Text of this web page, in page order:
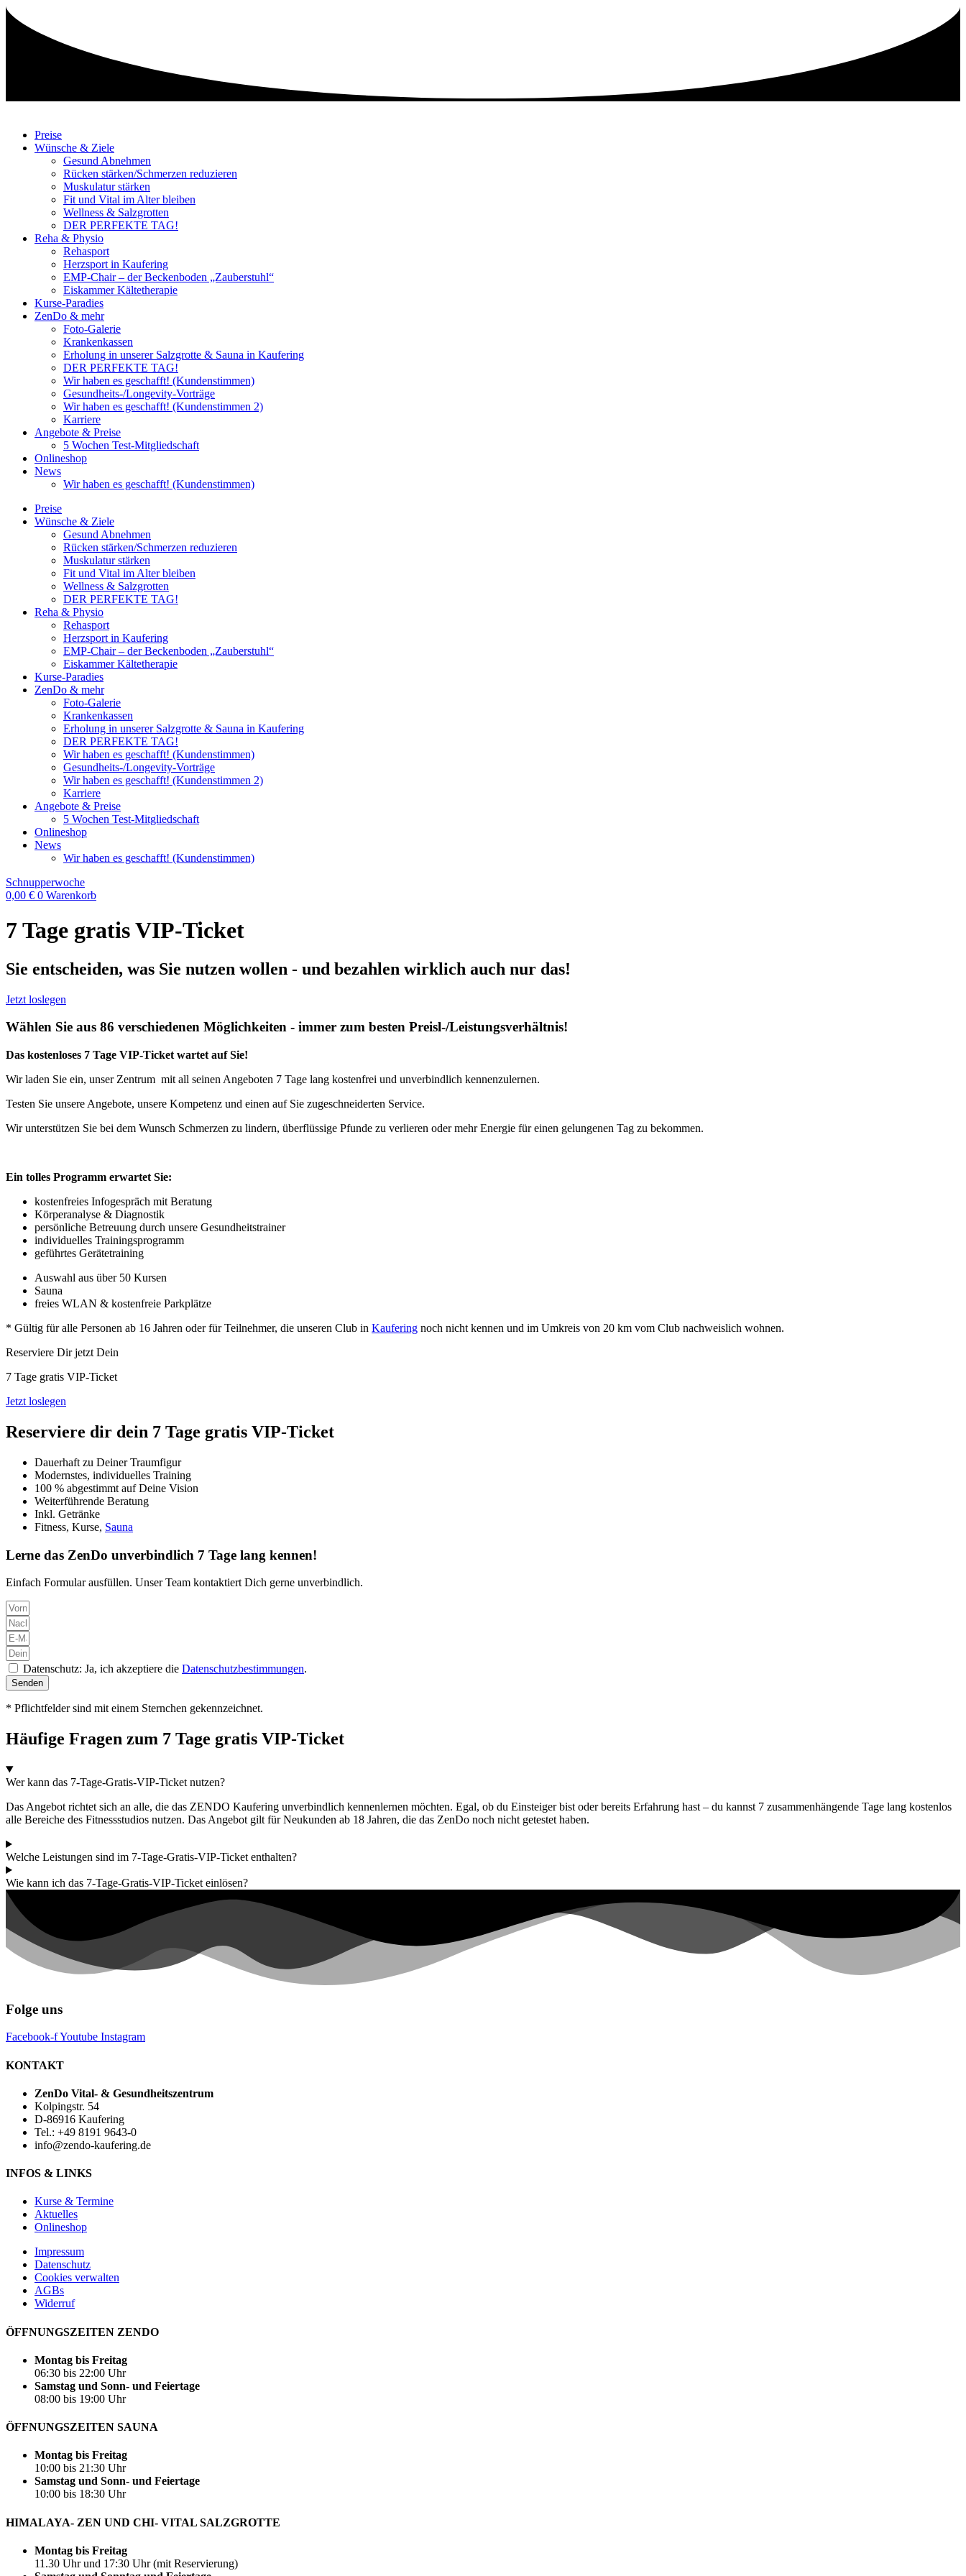
Zum
Inhalt
springen
Preise
Wünsche & Ziele
Gesund Abnehmen
Rücken stärken/Schmerzen reduzieren
Muskulatur stärken
Fit und Vital im Alter bleiben
Wellness & Salzgrotten
DER PERFEKTE TAG!
Reha & Physio
Rehasport
Herzsport in Kaufering
EMP-Chair – der Beckenboden „Zauberstuhl“
Eiskammer Kältetherapie
Kurse-Paradies
ZenDo & mehr
Foto-Galerie
Krankenkassen
Erholung in unserer Salzgrotte & Sauna in Kaufering
DER PERFEKTE TAG!
Wir haben es geschafft! (Kundenstimmen)
Gesundheits-/Longevity-Vorträge
Wir haben es geschafft! (Kundenstimmen 2)
Karriere
Angebote & Preise
5 Wochen Test-Mitgliedschaft
Onlineshop
News
Wir haben es geschafft! (Kundenstimmen)
Preise
Wünsche & Ziele
Gesund Abnehmen
Rücken stärken/Schmerzen reduzieren
Muskulatur stärken
Fit und Vital im Alter bleiben
Wellness & Salzgrotten
DER PERFEKTE TAG!
Reha & Physio
Rehasport
Herzsport in Kaufering
EMP-Chair – der Beckenboden „Zauberstuhl“
Eiskammer Kältetherapie
Kurse-Paradies
ZenDo & mehr
Foto-Galerie
Krankenkassen
Erholung in unserer Salzgrotte & Sauna in Kaufering
DER PERFEKTE TAG!
Wir haben es geschafft! (Kundenstimmen)
Gesundheits-/Longevity-Vorträge
Wir haben es geschafft! (Kundenstimmen 2)
Karriere
Angebote & Preise
5 Wochen Test-Mitgliedschaft
Onlineshop
News
Wir haben es geschafft! (Kundenstimmen)
Schnupperwoche
0,00 € 0 Warenkorb
7 Tage gratis VIP-Ticket
Sie entscheiden, was Sie nutzen wollen - und bezahlen wirklich auch nur das!
Jetzt loslegen
Wählen Sie aus 86 verschiedenen Möglichkeiten - immer zum besten Preisl-/Leistungsverhältnis!
Das kostenloses 7 Tage VIP-Ticket wartet auf Sie!
Wir laden Sie ein, unser Zentrum mit all seinen Angeboten 7 Tage lang kostenfrei und unverbindlich kennenzulernen.
Testen Sie unsere Angebote, unsere Kompetenz und einen auf Sie zugeschneiderten Service.
Wir unterstützen Sie bei dem Wunsch Schmerzen zu lindern, überflüssige Pfunde zu verlieren oder mehr Energie für einen gelungenen Tag zu bekommen.
Ein tolles Programm erwartet Sie:
kostenfreies Infogespräch mit Beratung
Körperanalyse & Diagnostik
persönliche Betreuung durch unsere Gesundheitstrainer
individuelles Trainingsprogramm
geführtes Gerätetraining
Auswahl aus über 50 Kursen
Sauna
freies WLAN & kostenfreie Parkplätze
* Gültig für alle Personen ab 16 Jahren oder für Teilnehmer, die unseren Club in Kaufering noch nicht kennen und im Umkreis von 20 km vom Club nachweislich wohnen.
Reserviere Dir jetzt Dein
7 Tage gratis VIP-Ticket
Jetzt loslegen
Reserviere dir dein 7 Tage gratis VIP-Ticket
Dauerhaft zu Deiner Traumfigur
Modernstes, individuelles Training
100 % abgestimmt auf Deine Vision
Weiterführende Beratung
Inkl. Getränke
Fitness, Kurse, Sauna
Lerne das ZenDo unverbindlich 7 Tage lang kennen!
Einfach Formular ausfüllen. Unser Team kontaktiert Dich gerne unverbindlich.
Datenschutz: Ja, ich akzeptiere die Datenschutzbestimmungen.
Senden
* Pflichtfelder sind mit einem Sternchen gekennzeichnet.
Häufige Fragen zum 7 Tage gratis VIP-Ticket
Wer kann das 7-Tage-Gratis-VIP-Ticket nutzen?
Das Angebot richtet sich an alle, die das ZENDO Kaufering unverbindlich kennenlernen möchten. Egal, ob du Einsteiger bist oder bereits Erfahrung hast – du kannst 7 zusammenhängende Tage lang kostenlos
alle Bereiche des Fitnessstudios nutzen. Das Angebot gilt für Neukunden ab 18 Jahren, die das ZenDo noch nicht getestet haben.
Welche Leistungen sind im 7-Tage-Gratis-VIP-Ticket enthalten?
Wie kann ich das 7-Tage-Gratis-VIP-Ticket einlösen?
Folge uns
Facebook-fYoutube Instagram
KONTAKT
ZenDo Vital- & Gesundheitszentrum
Kolpingstr. 54
D-86916 Kaufering
Tel.: +49 8191 9643-0
info@zendo-kaufering.de
INFOS & LINKS
Kurse & Termine
Aktuelles
Onlineshop
Impressum
Datenschutz
Cookies verwalten
AGBs
Widerruf
ÖFFNUNGSZEITEN ZENDO
Montag bis Freitag
06:30 bis 22:00 Uhr
Samstag und Sonn- und Feiertage
08:00 bis 19:00 Uhr
ÖFFNUNGSZEITEN SAUNA
Montag bis Freitag
10:00 bis 21:30 Uhr
Samstag und Sonn- und Feiertage
10:00 bis 18:30 Uhr
HIMALAYA- ZEN UND CHI- VITAL SALZGROTTE
Montag bis Freitag
11.30 Uhr und 17:30 Uhr (mit Reservierung)